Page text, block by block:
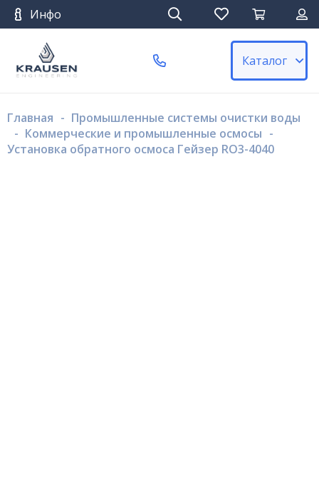
Инфо
Каталог
Главная - Промышленные системы очистки воды
- Коммерческие и промышленные осмосы -
Установка обратного осмоса Гейзер RO3-4040